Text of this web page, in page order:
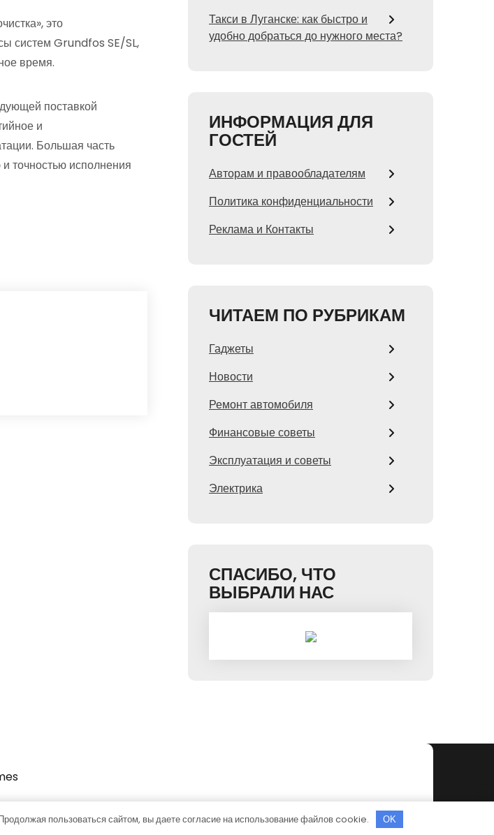
это
систем Grundfos SE/SL,
время.
поставкой
и
Большая часть
точностью исполнения
Такси в Луганске: как быстро и
удобно добраться до нужного места?
ИНФОРМАЦИЯ ДЛЯ
ГОСТЕЙ
Авторам и правообладателям
Политика конфиденциальности
Реклама и Контакты
ЧИТАЕМ ПО РУБРИКАМ
Гаджеты
Новости
Ремонт автомобиля
Финансовые советы
Эксплуатация и советы
Электрика
СПАСИБО, ЧТО
ВЫБРАЛИ НАС
пользоваться сайтом, вы даете согласие на использование файлов cookie. OK